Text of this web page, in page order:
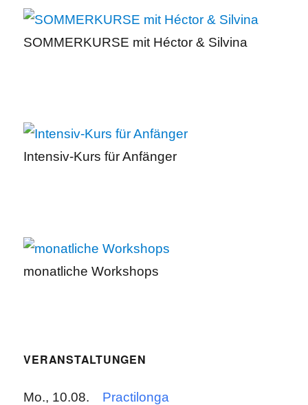
SOMMERKURSE mit Héctor & Silvina
Intensiv-Kurs für Anfänger
monatliche Workshops
VERANSTALTUNGEN
Mo., 10.08.
Practilonga